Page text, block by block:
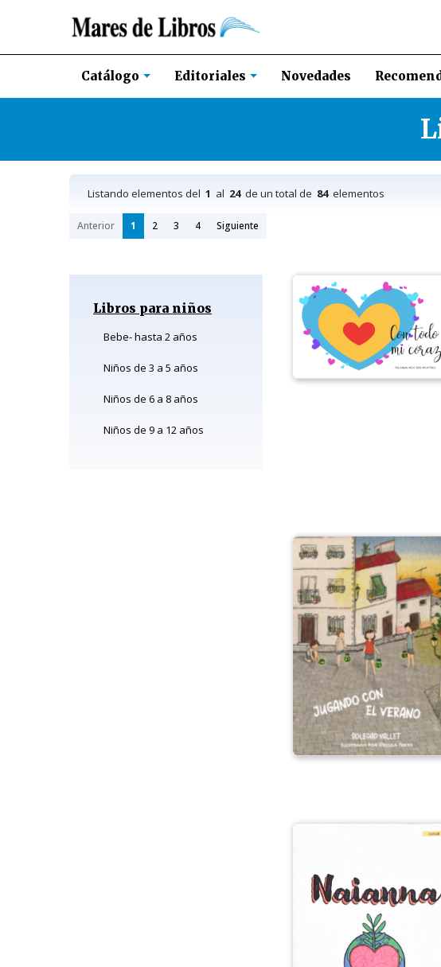
Catálogo Editoriales Novedades
Listando elementos del 1 al 24de un total de 84elementos
Anterior 1 2 3 4 Siguiente
Libros para niños
Bebe- hasta 2 años
Niños de 3 a 5 años
Niños de 6 a 8 años
Niños de 9 a 12 años